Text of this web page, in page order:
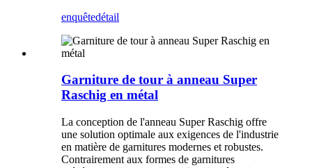
enquêtedétail
Garniture de tour à anneau Super
Raschig en métal
La conception de l'anneau Super Raschig offre
une solution optimale aux exigences de l'industrie
en matière de garnitures modernes et robustes.
Contrairement aux formes de garnitures